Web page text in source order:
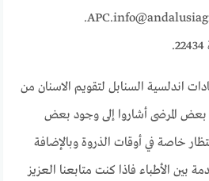
اندلسية السنابل لتقويم الاسنان من
بعض المرضى أشاروا إلى وجود بعض
خاصة في أوقات الذروة وبالإضافة
الأطباء فاذا كنت متابعنا العزيز